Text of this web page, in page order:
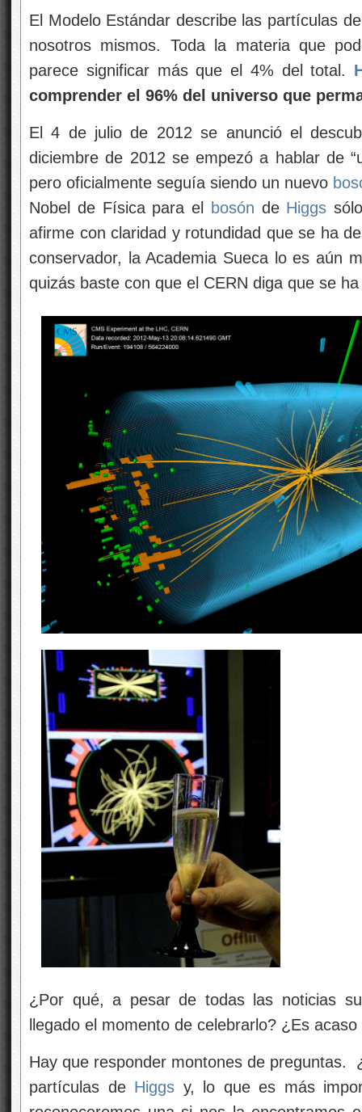
El Modelo Estándar describe las partículas
nosotros mismos. Toda la materia que
parece significar más que el 4% del total.
comprender el 96% del universo que
El 4 de julio de 2012 se anunció el
diciembre de 2012 se empezó a hablar de
pero oficialmente seguía siendo un nuevo
Nobel de Física para el bosón de Higgs
afirme con claridad y rotundidad que se ha
conservador, la Academia Sueca lo es aún
quizás baste con que el CERN diga que se
¿Por qué, a pesar de todas las noticias
llegado el momento de celebrarlo? ¿Es
Hay que responder montones de preguntas.
partículas de Higgs y, lo que es más